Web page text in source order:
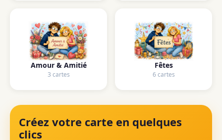
Amour & Amitié
3 cartes
Fêtes
6 cartes
Créez votre carte en quelques
clics